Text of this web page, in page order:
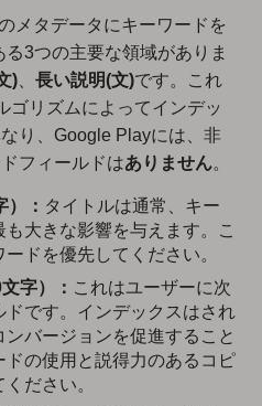
メタデータにキーワードを
3つの主要な領域がありま
) 長い説明(文)です。これ
ゴリズムによってインデッ
り、Google Playには、非
フィールドはありません。
）： タイトルは通常、キー
大きな影響を与えます。こ
ドを優先してください。
字）： これはユーザーに次
ドです。インデックスはされ
ンバージョンを促進すること
ドの使用と説得力のあるコピ
ださい。